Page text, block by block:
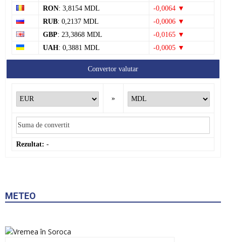
RON: 3,8154 MDL
-0,0064 ▼
RUB: 0,2137 MDL
-0,0006 ▼
GBP: 23,3868 MDL
-0,0165 ▼
UAH: 0,3881 MDL -0,0005 ▼
Convertor valutar
»
Rezultat: -
METEO